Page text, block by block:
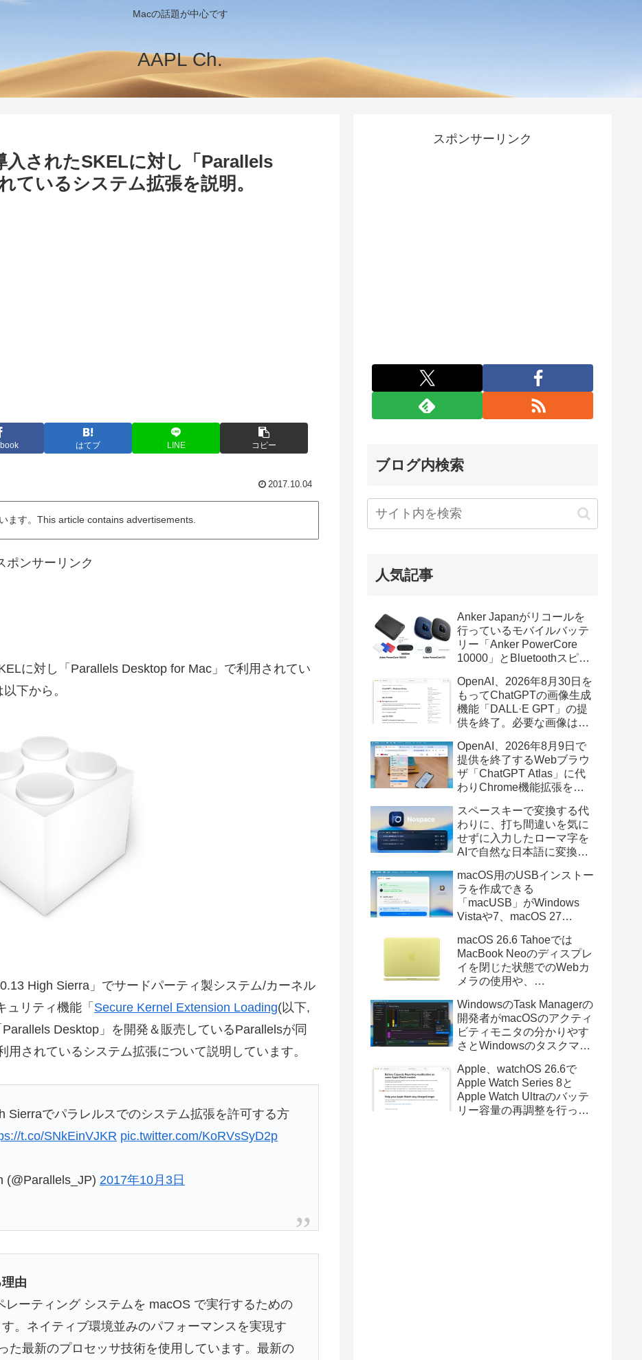
Macの話題が中心です
AAPL Ch.
されたSKELに対し「Parallels
ているシステム拡張を説明。
はてブ LINE コピー
2017.10.04
ます。This article contains advertisements.
ポンサーリンク
に対し「Parallels Desktop for Mac」で利用されてい
下から。
High Sierra」でサードパーティ製システム/カーネル
ュリティ機能「 Secure Kernel Extension Loading(以下,
Desktop」を開発＆販売しているParallelsが同
されているシステム拡張について説明しています。
Sierraでパラレルスでのシステム拡張を許可する方
t.co/SNkEinVJKR pic.twitter.com/KoRVsSyD2p
2017年10月3日
由
ーティング システムを macOS で実行するための
。ネイティブ環境並みのパフォーマンスを実現す
た最新のプロセッサ技術を使用しています。最新の
スポンサーリンク
ブログ内検索
人気記事
Anker Japanがリコールを
行っているモバイルバッテ
リー「Anker PowerCore
10000」とBluetoothスピー
辺を焼損する火災が6月に3
件発生していたそうなので
注意を。
OpenAI、2026年8月30日を
もってChatGPTの画像生成
機能「DALL·E GPT」の提
供を終了。必要な画像は期
OpenAI、2026年8月9日で
提供を終了するWebブラウ
ザ「ChatGPT Atlas」に代
わりChrome機能拡張をア
画の質問やAsk ChatGPT機
能を追加。
スペースキーで変換する代
わりに、打ち間違いを気に
せずに入力したローマ字を
AIで自然な日本語に変換し
力アプリ「Nospace」がリ
リース。
macOS用のUSBインストー
ラを作成できる
「macUSB」がWindows
Vistaや7、macOS 27
トーラの作成に対応。
macOS 26.6 Tahoeでは
MacBook Neoのディスプレ
イを閉じた状態でのWebカ
メラの使用や、
利用しMacBook Neoを復元
する際の安定性が向上。
WindowsのTask Managerの
開発者がmacOSのアクティ
ビティモニタの分かりやす
さとWindowsのタスクマネ
Mac用システムモニタアプ
リ「Task Manager TMOG」
のBeta版を公開。
Apple、watchOS 26.6で
Apple Watch Series 8と
Apple Watch Ultraのバッテ
リー容量の再調整を行った